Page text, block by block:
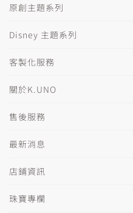
原創主題系列
Disney 主題系列
客製化服務
關於K.UNO
售後服務
最新消息
店鋪資訊
珠寶專欄